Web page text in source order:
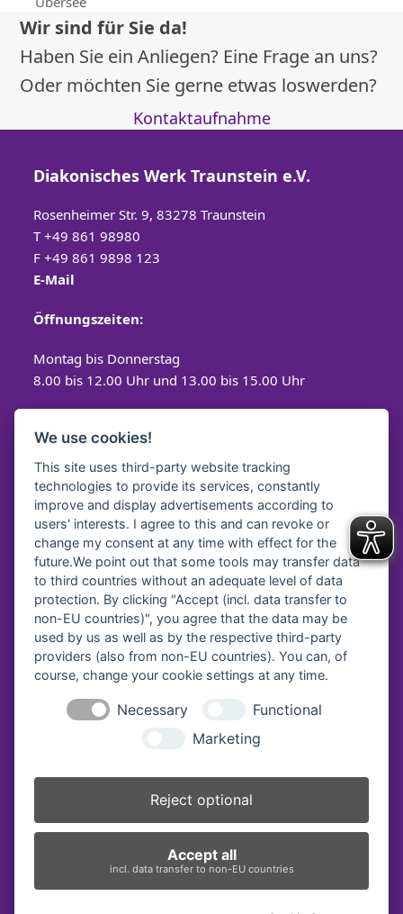
Wir sind für Sie da!
Haben Sie ein Anliegen? Eine Frage an uns?
Oder möchten Sie gerne etwas loswerden?
Kontaktaufnahme
Diakonisches Werk Traunstein e.V.
Rosenheimer Str. 9, 83278 Traunstein
T+49 861 98980
F +49 861 9898 123
E-Mail
Öffnungszeiten:
Montag bis Donnerstag
8.00 bis 12.00 Uhr und 13.00 bis 15.00 Uhr
8.00 bis 12.00 Uhr
Spendenkonto
Diakonisches Werk Traunstein e.V.
Kreissparkasse Traunstein-Trostberg
IBAN:DE64 7105 2050 0040 7535 92
BIC:BYLADEM1TST
Diakonie Service & Pflege gGmbH
VR Bank Oberbayern Südost eG
DE69 7109 0000 0008 2579 57
Vereinsregister-Nr:
Amtsgericht Traunstein, VR 40
We use cookies!
This site uses third-party website tracking
technologies to provide its services, constantly
improve and display advertisements according to
users' interests. I agree to this and can revoke or
change my consent at any time with effect for the
future.We point out that some tools may transfer data
to third countries without an adequate level of data
protection. By clicking "Accept (incl. data transfer to
non-EU countries)", you agree that the data may be
used by us as well as by the respective third-party
providers (also from non-EU countries). You can, of
course, change your cookie settings at any time.
Necessary
Functional
Marketing
Reject optional
Accept all
incl. data transfer to non-EU countries